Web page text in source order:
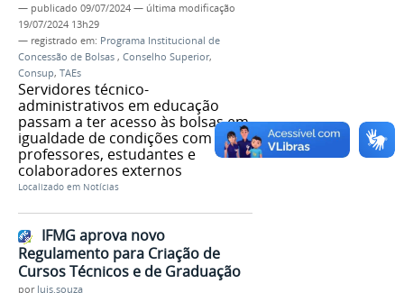
— publicado 09/07/2024 — última modificação
19/07/2024 13h29
— registrado em: Programa Institucional de
Concessão de Bolsas , Conselho Superior,
Consup, TAEs
Servidores técnico-
administrativos em educação
passam a ter acesso às bolsas em
igualdade de condições com
professores, estudantes e
colaboradores externos
Localizado em Notícias
IFMG aprova novo
Regulamento para Criação de
Cursos Técnicos e de Graduação
por luis.souza